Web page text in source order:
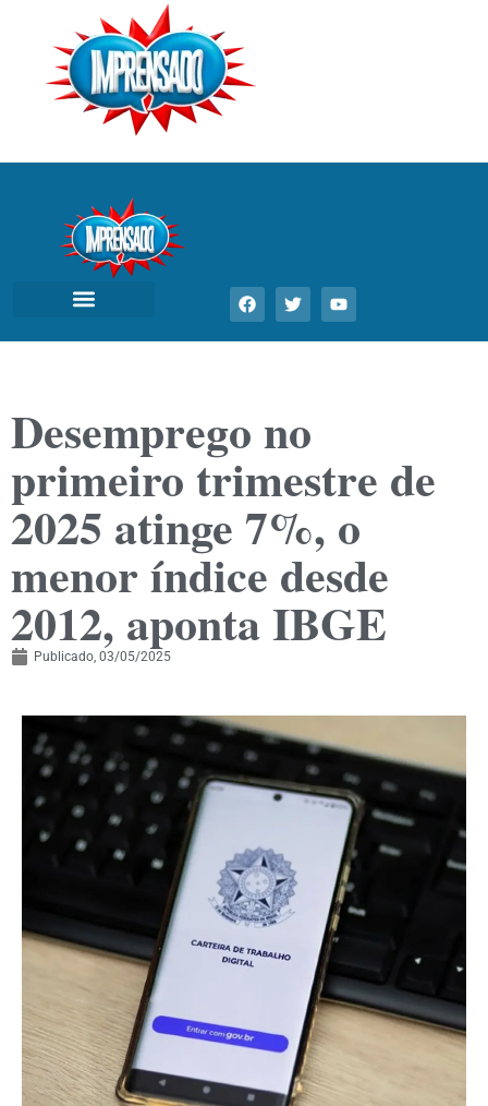
Desemprego no
primeiro trimestre de
2025 atinge 7%, o
menor índice desde
2012, aponta IBGE
Publicado, 03/05/2025